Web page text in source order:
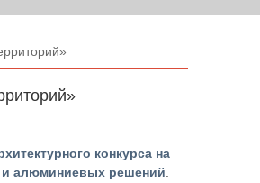
конкурса на
и алюминиевых решений